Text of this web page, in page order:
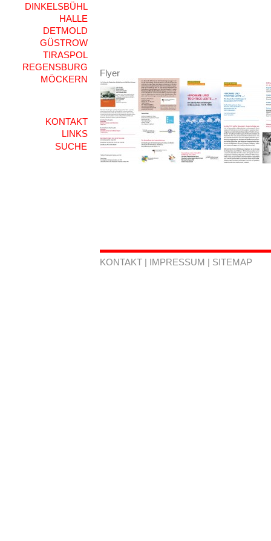
Flyer
DINKELSBÜHL
HALLE
DETMOLD
GÜSTROW
TIRASPOL
REGENSBURG
MÖCKERN
KONTAKT
LINKS
KONTAKT | IMPRESSUM | SITEMAP